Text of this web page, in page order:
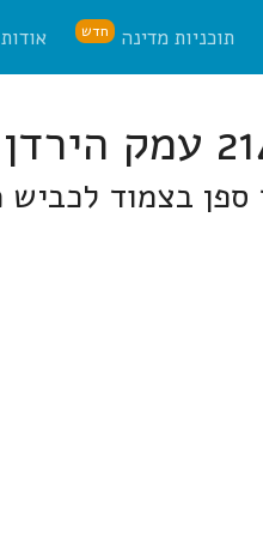
תוכניות מדינה חדש אודות